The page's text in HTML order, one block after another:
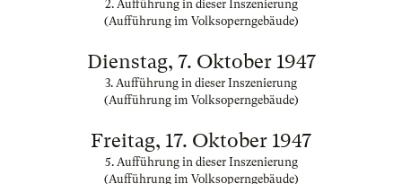
2. Aufführung in dieser Inszenierung
(Aufführung im Volksoperngebäude)
Dienstag, 7. Oktober 1947
3. Aufführung in dieser Inszenierung
(Aufführung im Volksoperngebäude)
Freitag, 17. Oktober 1947
5. Aufführung in dieser Inszenierung
(Aufführung im Volksoperngebäude)